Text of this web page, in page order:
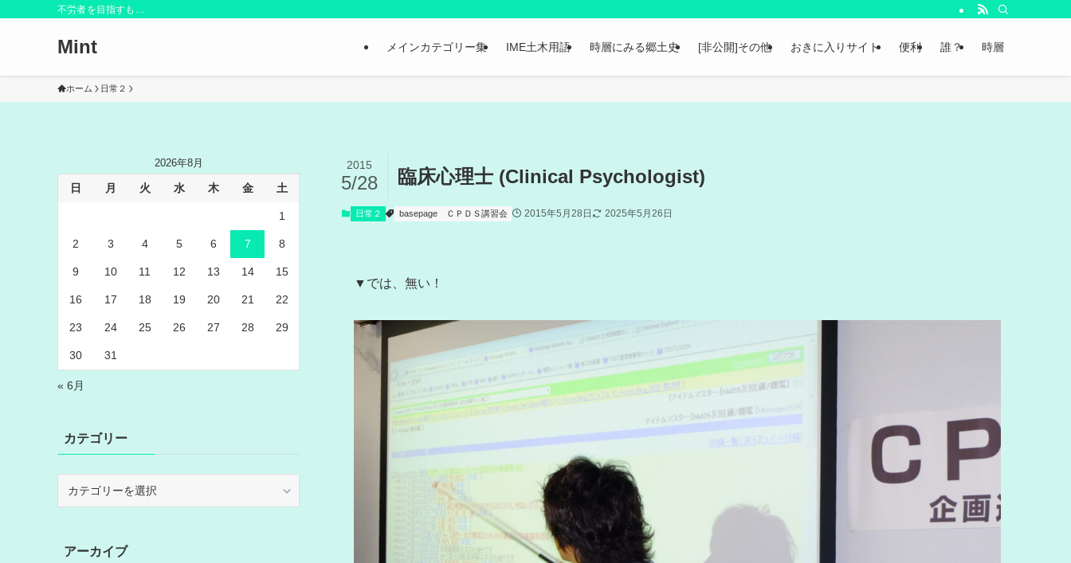
不労者を目指すも…
Mint メインカテゴリー集 IME土木用語 時層にみる郷土史 [非公開]その他 おきに入りサイト 便利 誰？ 時層
ホーム 日常２
臨床心理士 (Clinical Psychologist)
2015
5/28
日常２ basepage ＣＰＤＳ講習会 2015年5月28日 2025年5月26日
▼では、無い！
2026年8月
日 月 火 水 木 金 土
1
2 3 4 5 6 7 8
9 10 11 12 13 14 15
16 17 18 19 20 21 22
23 24 25 26 27 28 29
30 31
« 6月
カテゴリー
ーアーカイブ